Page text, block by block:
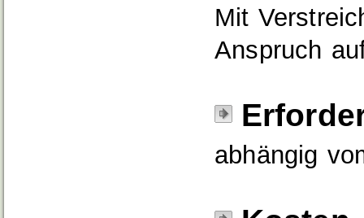
Mit
Anspruch
abhängig